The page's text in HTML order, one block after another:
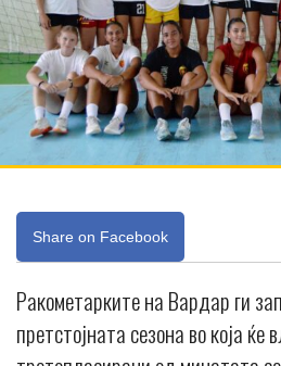
Share on Facebook
Ракометарките на Вардар ги
претстојната сезона во која ќе